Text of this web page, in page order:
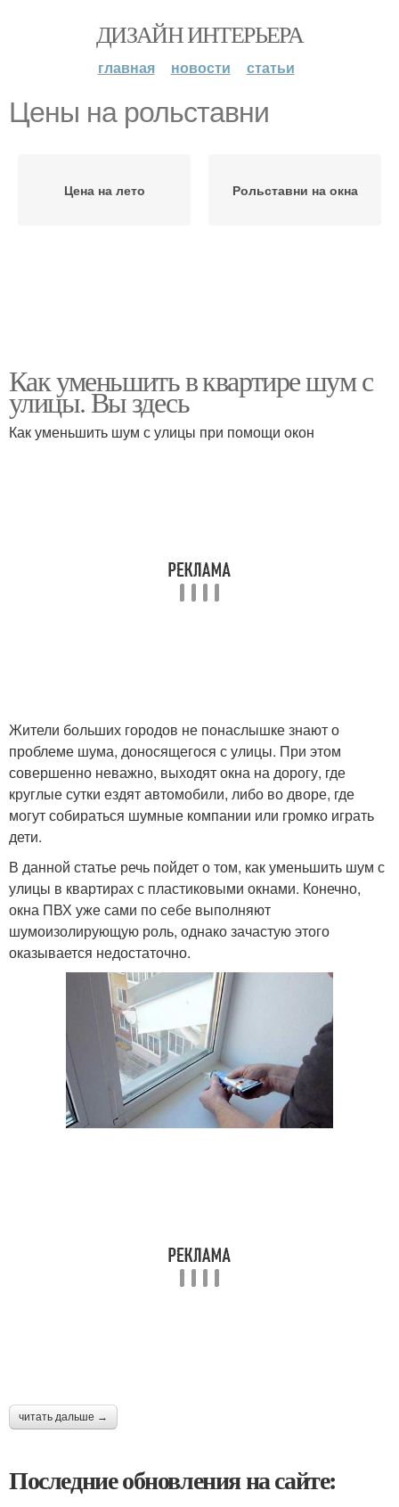
ДИЗАЙН ИНТЕРЬЕРА
главная новости статьи
Цены на рольставни
Цена на лето Рольставни на окна
Как уменьшить в квартире шум с
улицы. Вы здесь
Как уменьшить шум с улицы при помощи окон
Жители больших городов не понаслышке знают о
проблеме шума, доносящегося с улицы. При этом
совершенно неважно, выходят окна на дорогу, где
круглые сутки ездят автомобили, либо во дворе, где
могут собираться шумные компании или громко играть
дети.
В данной статье речь пойдет о том, как уменьшить шум с
улицы в квартирах с пластиковыми окнами. Конечно,
окна ПВХ уже сами по себе выполняют
шумоизолирующую роль, однако зачастую этого
оказывается недостаточно.
читать дальше →
Последние обновления на сайте: